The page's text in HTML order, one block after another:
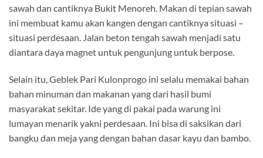
sawah dan cantiknya Bukit Menoreh. Makan di tepian sawah
ini membuat kamu akan kangen dengan cantiknya situasi –
situasi perdesaan. Jalan beton tengah sawah menjadi satu
diantara daya magnet untuk pengunjung untuk berpose.
Selain itu, Geblek Pari Kulonprogo ini selalu memakai bahan
bahan minuman dan makanan yang dari hasil bumi
masyarakat sekitar. Ide yang di pakai pada warung ini
lumayan menarik yakni perdesaan. Ini bisa di saksikan dari
bangku dan meja yang dengan bahan dasar kayu dan bambo.